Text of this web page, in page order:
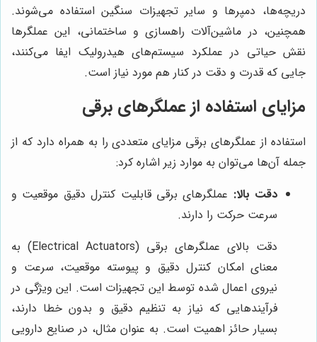
دریچه‌ها، دمپرها و سایر تجهیزات سنگین استفاده می‌شوند.
همچنین، در ماشین‌آلات راهسازی و ساختمانی، این عملگرها
نقش حیاتی در عملکرد سیستم‌های هیدرولیک ایفا می‌کنند،
جایی که قدرت و دقت در کنار هم مورد نیاز است.
مزایای استفاده از عملگرهای برقی
استفاده از عملگرهای برقی مزایای متعددی را به همراه دارد که از
جمله آن‌ها می‌توان به موارد زیر اشاره کرد:
دقت بالا: عملگرهای برقی قابلیت کنترل دقیق موقعیت و
سرعت حرکت را دارند.
دقت بالای عملگرهای برقی (Electrical Actuators) به
معنای امکان کنترل دقیق و پیوسته موقعیت، سرعت و
نیروی اعمال شده توسط این تجهیزات است. این ویژگی در
فرآیندهایی که نیاز به تنظیم دقیق و بدون خطا دارند،
بسیار حائز اهمیت است. به عنوان مثال، در صنایع دارویی